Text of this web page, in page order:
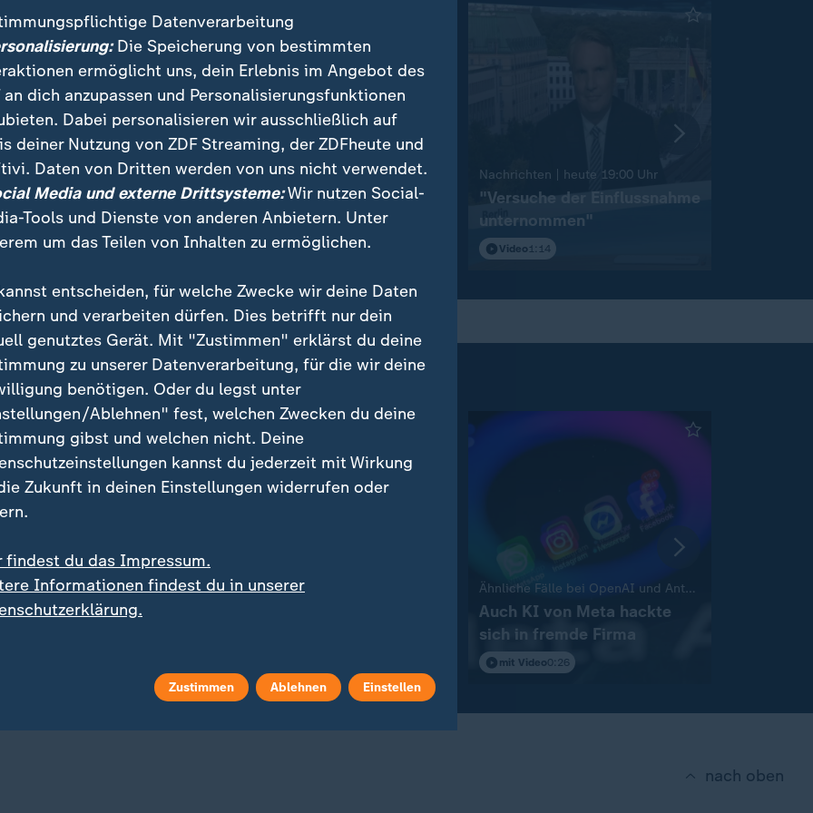
| heute 19:00 Uhr:
für
Terrorgruppe
1:42
Nachrichten | heute 19:00 Uhr:
Russische Desinformation
vor Landtagswahlen
Video 2:03
Nachrichten | heute 19:00 Uhr:
"Versuche der Einflussnahme
unternommen"
Video 1:14
einer schwierigen Saison:
"Ich habe es
Aus beim Masters in Montreal Ähnliche Fälle bei OpenAI und Anthropic
Auch KI von Meta hackte
sich in fremde Firma
mit Video0:26
nach oben
Datenverarbeitung
Die Speicherung von bestimmten
ermöglicht uns, dein Erlebnis im Angebot des
an dich anzupassen und Personalisierungsfunktionen
Dabei personalisieren wir ausschließlich auf
deiner Nutzung von ZDF Streaming, der ZDFheute und
Daten von Dritten werden von uns nicht verwendet.
Media und externe Drittsysteme:Wir nutzen Social-
Tools und Dienste von anderen Anbietern. Unter
um das Teilen von Inhalten zu ermöglichen.
entscheiden, für welche Zwecke wir deine Daten
und verarbeiten dürfen. Dies betrifft nur dein
genutztes Gerät. Mit "Zustimmen" erklärst du deine
zu unserer Datenverarbeitung, für die wir deine
benötigen. Oder du legst unter
Ablehnen" fest, welchen Zwecken du deine
gibst und welchen nicht. Deine
kannst du jederzeit mit Wirkung
Zukunft in deinen Einstellungen widerrufen oder
findest du das Impressum.
Informationen findest du in unserer
Zustimmen Ablehnen Einstellen